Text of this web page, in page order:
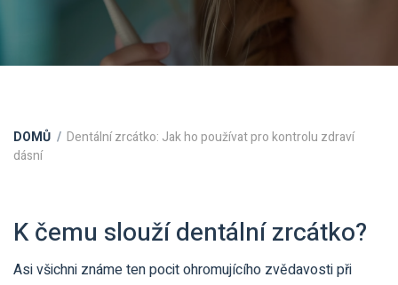
DOMŮ
Dentální zrcátko: Jak ho používat pro kontrolu zdraví
dásní
K čemu slouží dentální zrcátko?
Asi všichni známe ten pocit ohromujícího zvědavosti při